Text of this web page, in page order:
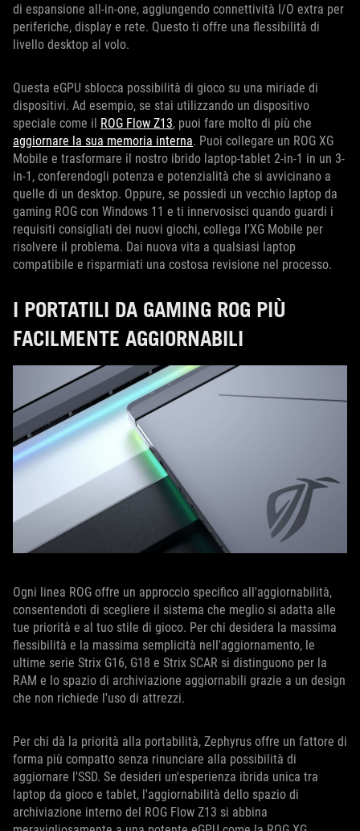
di espansione all-in-one, aggiungendo connettività I/O extra per
periferiche, display e rete. Questo ti offre una flessibilità di
livello desktop al volo.
Questa eGPU sblocca possibilità di gioco su una miriade di
dispositivi. Ad esempio, se stai utilizzando un dispositivo
speciale come il ROG Flow Z13, puoi fare molto di più che
aggiornare la sua memoria interna. Puoi collegare un ROG XG
Mobile e trasformare il nostro ibrido laptop-tablet 2-in-1 in un 3-
in-1, conferendogli potenza e potenzialità che si avvicinano a
quelle di un desktop. Oppure, se possiedi un vecchio laptop da
gaming ROG con Windows 11 e ti innervosisci quando guardi i
requisiti consigliati dei nuovi giochi, collega l'XG Mobile per
risolvere il problema. Dai nuova vita a qualsiasi laptop
compatibile e risparmiati una costosa revisione nel processo.
I PORTATILI DA GAMING ROG PIÙ
FACILMENTE AGGIORNABILI
Ogni linea ROG offre un approccio specifico all'aggiornabilità,
consentendoti di scegliere il sistema che meglio si adatta alle
tue priorità e al tuo stile di gioco. Per chi desidera la massima
flessibilità e la massima semplicità nell'aggiornamento, le
ultime serie Strix G16, G18 e Strix SCAR si distinguono per la
RAM e lo spazio di archiviazione aggiornabili grazie a un design
che non richiede l'uso di attrezzi.
Per chi dà la priorità alla portabilità, Zephyrus offre un fattore di
forma più compatto senza rinunciare alla possibilità di
aggiornare l'SSD. Se desideri un'esperienza ibrida unica tra
laptop da gioco e tablet, l'aggiornabilità dello spazio di
archiviazione interno del ROG Flow Z13 si abbina